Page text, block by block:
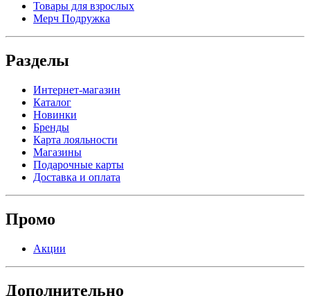
Товары для взрослых
Мерч Подружка
Разделы
Интернет-магазин
Каталог
Новинки
Бренды
Карта лояльности
Магазины
Подарочные карты
Доставка и оплата
Промо
Акции
Дополнительно